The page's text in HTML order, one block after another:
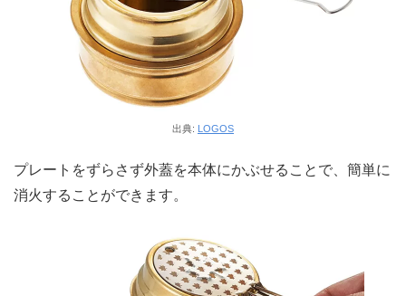
出典: LOGOS
プレートをずらさず外蓋を本体にかぶせることで、簡単に
消火することができます。